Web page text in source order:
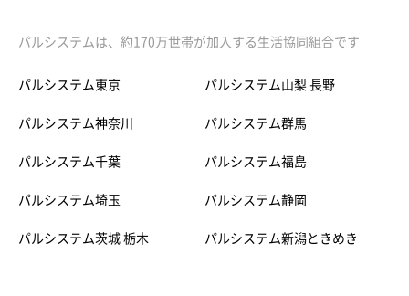
パルシステムは、約170万世帯が加入する生活協同組合です
パルシステム東京
パルシステム神奈川
パルシステム千葉
パルシステム埼玉
パルシステム茨城 栃木
パルシステム山梨 長野
パルシステム群馬
パルシステム福島
パルシステム静岡
パルシステム新潟ときめき